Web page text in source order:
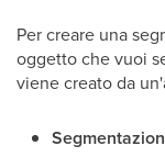
Per creare una
oggetto che vuoi
viene creato da